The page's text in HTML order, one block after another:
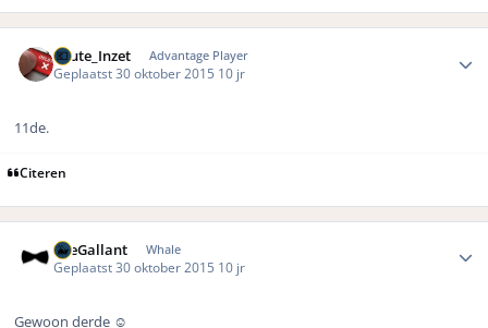
Foute_Inzet Advantage Player
Geplaatst30 oktober 2015 10 jr
11de.
Citeren
TheGallant Whale
Geplaatst 30 oktober 2015 10 jr
Gewoon derde ☺️